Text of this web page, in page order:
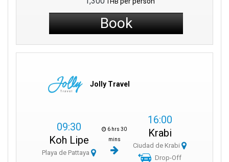
El Templo de la Cueva del Tigre
es un lugar donde se puede
aprender sobre espiritualidad y también contemplar magníficas
de comida.
de compras y degustar la comida callejera tailandesa.
Para vivir una auténtica experiencia local, contemple las
tradicionales embarcaciones de cola larga cerca de las playas.
Book
Jolly Travel
09:30
Koh Lipe
Playa de Pattaya
6 hrs 30
mins
16:00
Krabi
Ciudad de Krabi
Drop-Off